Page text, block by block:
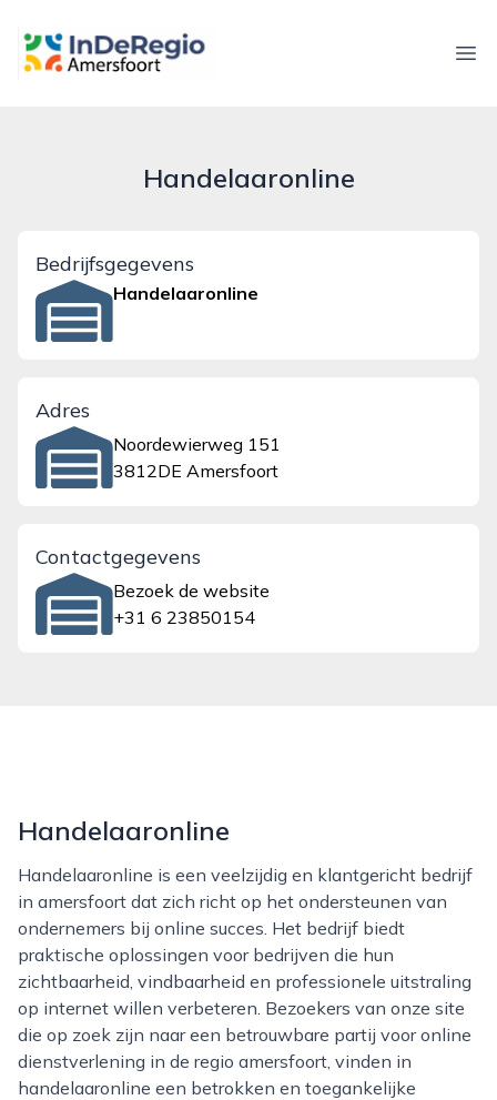
inderegioamersfoort.nl
Handelaaronline
Bedrijfsgegevens
Handelaaronline
Adres
Noordewierweg 151
3812DE Amersfoort
Contactgegevens
Bezoek de website
+31 6 23850154
Handelaaronline
Handelaaronline is een veelzijdig en klantgericht bedrijf
in amersfoort dat zich richt op het ondersteunen van
ondernemers bij online succes. Het bedrijf biedt
praktische oplossingen voor bedrijven die hun
zichtbaarheid, vindbaarheid en professionele uitstraling
op internet willen verbeteren. Bezoekers van onze site
die op zoek zijn naar een betrouwbare partij voor online
dienstverlening in de regio amersfoort, vinden in
handelaaronline een betrokken en toegankelijke